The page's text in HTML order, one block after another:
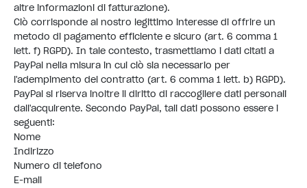
altre informazioni di fatturazione).
Ciò corrisponde al nostro legittimo interesse di offrire un
metodo di pagamento efficiente e sicuro (art. 6 comma 1
lett. f) RGPD). In tale contesto, trasmettiamo i dati citati a
PayPal nella misura in cui ciò sia necessario per
l'adempimento del contratto (art. 6 comma 1 lett. b) RGPD).
PayPal si riserva inoltre il diritto di raccogliere dati personali
dall'acquirente. Secondo PayPal, tali dati possono essere i
seguenti:
Nome
Indirizzo
Numero di telefono
E-mail